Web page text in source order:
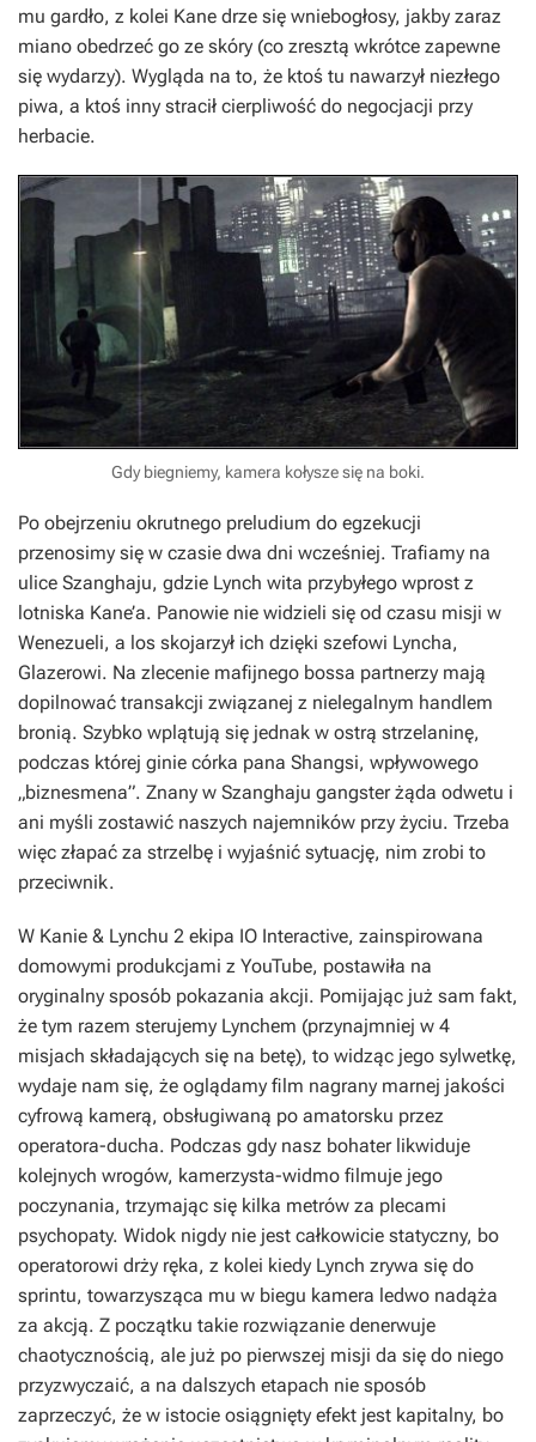
mu gardło, z kolei Kane drze się wniebogłosy, jakby zaraz
miano obedrzeć go ze skóry (co zresztą wkrótce zapewne
się wydarzy). Wygląda na to, że ktoś tu nawarzył niezłego
piwa, a ktoś inny stracił cierpliwość do negocjacji przy
herbacie.
Gdy biegniemy, kamera kołysze się na boki.
Po obejrzeniu okrutnego preludium do egzekucji
przenosimy się w czasie dwa dni wcześniej. Trafiamy na
ulice Szanghaju, gdzie Lynch wita przybyłego wprost z
lotniska Kane’a. Panowie nie widzieli się od czasu misji w
Wenezueli, a los skojarzył ich dzięki szefowi Lyncha,
Glazerowi. Na zlecenie mafijnego bossa partnerzy mają
dopilnować transakcji związanej z nielegalnym handlem
bronią. Szybko wplątują się jednak w ostrą strzelaninę,
podczas której ginie córka pana Shangsi, wpływowego
„biznesmena”. Znany w Szanghaju gangster żąda odwetu i
ani myśli zostawić naszych najemników przy życiu. Trzeba
więc złapać za strzelbę i wyjaśnić sytuację, nim zrobi to
przeciwnik.
W Kanie & Lynchu 2 ekipa IO Interactive, zainspirowana
domowymi produkcjami z YouTube, postawiła na
oryginalny sposób pokazania akcji. Pomijając już sam fakt,
że tym razem sterujemy Lynchem (przynajmniej w 4
misjach składających się na betę), to widząc jego sylwetkę,
wydaje nam się, że oglądamy film nagrany marnej jakości
cyfrową kamerą, obsługiwaną po amatorsku przez
operatora-ducha. Podczas gdy nasz bohater likwiduje
kolejnych wrogów, kamerzysta-widmo filmuje jego
poczynania, trzymając się kilka metrów za plecami
psychopaty. Widok nigdy nie jest całkowicie statyczny, bo
operatorowi drży ręka, z kolei kiedy Lynch zrywa się do
sprintu, towarzysząca mu w biegu kamera ledwo nadąża
za akcją. Z początku takie rozwiązanie denerwuje
chaotycznością, ale już po pierwszej misji da się do niego
przyzwyczaić, a na dalszych etapach nie sposób
zaprzeczyć, że w istocie osiągnięty efekt jest kapitalny, bo